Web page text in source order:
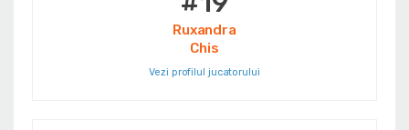
Ruxandra
Chis
Vezi profilul jucatorului